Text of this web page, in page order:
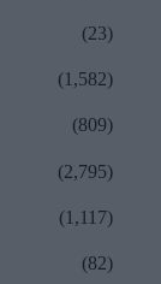
(23)
(1,582)
(809)
(2,795)
(1,117)
(82)